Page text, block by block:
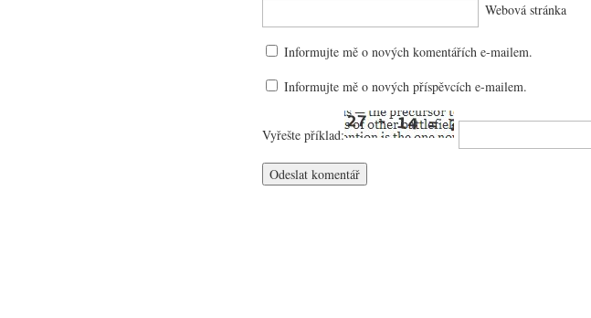
Webová stránka
Informujte mě o nových komentářích e-mailem.
Informujte mě o nových příspěvcích e-mailem.
Vyřešte příklad: